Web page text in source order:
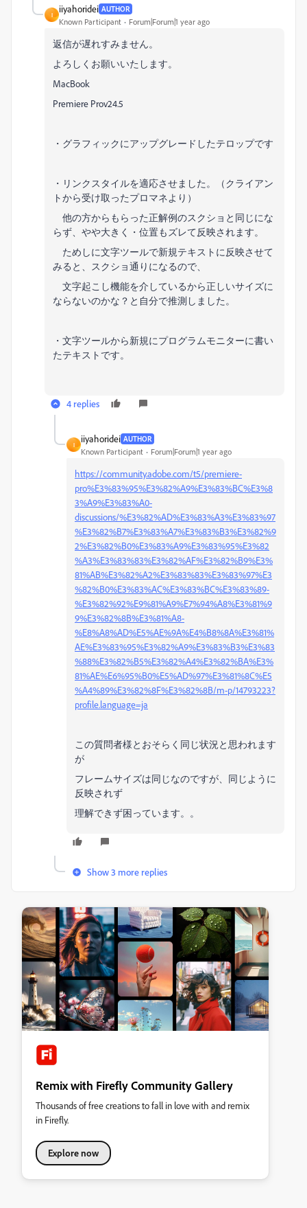
I
iiyahoridei AUTHOR
Known Participant Forum|Forum|1 year ago
返信が遅れすみません。
よろしくお願いいたします。
MacBook
Premiere Prov24.5
・グラフィックにアップグレードしたテロップです
・リンクスタイルを適応させました。（クライアン
トから受け取ったプロマネより）
他の方からもらった正解例のスクショと同じにな
らず、やや大きく・位置もズレて反映されます。
ためしに文字ツールで新規テキストに反映させて
みると、スクショ通りになるので、
文字起こし機能を介しているから正しいサイズに
ならないのかな？と自分で推測しました。
・文字ツールから新規にプログラムモニターに書い
たテキストです。
4 replies
I
iiyahoridei AUTHOR
Known Participant Forum|Forum|1 year ago
https://community.adobe.com/t5/premiere-
pro%E3%83%95%E3%82%A9%E3%83%BC%E3%8
3%A9%E3%83%A0-
discussions/%E3%82%AD%E3%83%A3%E3%83%97
%E3%82%B7%E3%83%A7%E3%83%B3%E3%82%9
2%E3%82%B0%E3%83%A9%E3%83%95%E3%82
%A3%E3%83%83%E3%82%AF%E3%82%B9%E3%
81%AB%E3%82%A2%E3%83%83%E3%83%97%E3
%82%B0%E3%83%AC%E3%83%BC%E3%83%89-
%E3%82%92%E9%81%A9%E7%94%A8%E3%81%9
9%E3%82%8B%E3%81%A8-
%E8%A8%AD%E5%AE%9A%E4%B8%8A%E3%81%
AE%E3%83%95%E3%82%A9%E3%83%B3%E3%83
%88%E3%82%B5%E3%82%A4%E3%82%BA%E3%
81%AE%E6%95%B0%E5%AD%97%E3%81%8C%E5
%A4%89%E3%82%8F%E3%82%8B/m-p/14793223?
profile.language=ja
この質問者様とおそらく同じ状況と思われます
が
フレームサイズは同じなのですが、同じように
反映されず
理解できず困っています。。
Show 3 more replies
Remix with Firefly Community Gallery
Thousands of free creations to fall in love with and remix
in Firefly.
Explore now